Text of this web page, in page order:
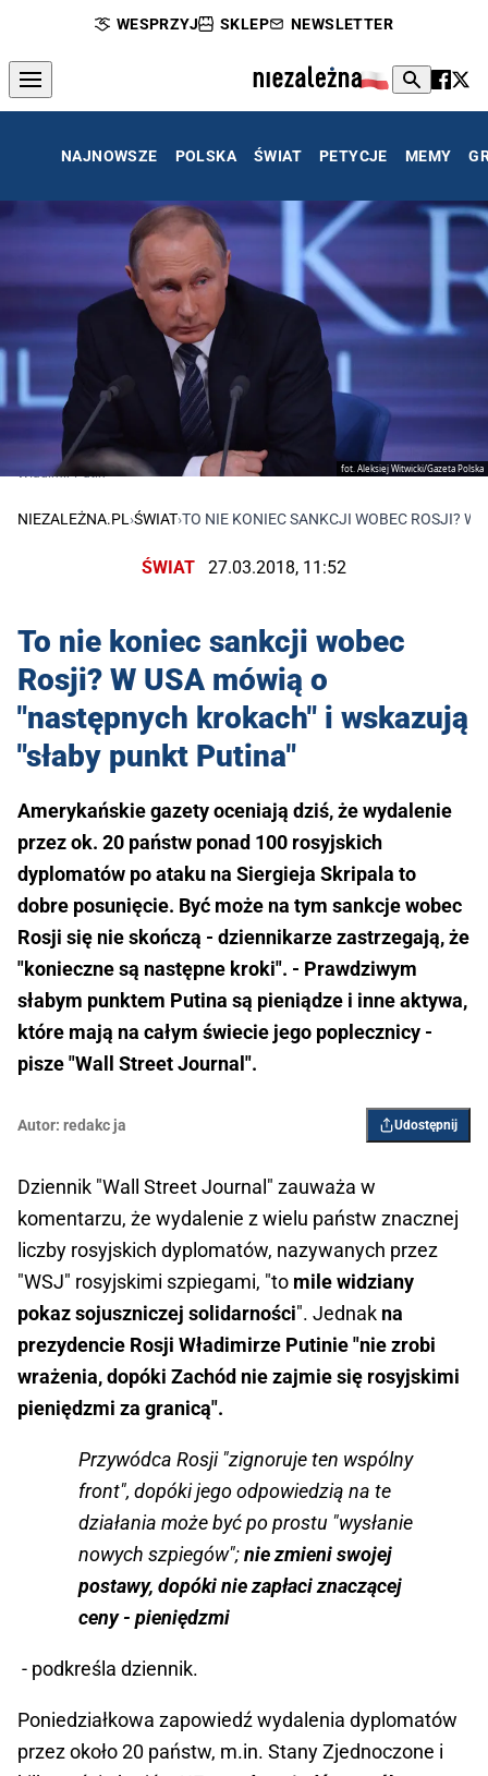
WESPRZYJ SKLEP NEWSLETTER
NAJNOWSZE POLSKA ŚWIAT PETYCJE MEMY
fot. Aleksiej Witwicki/Gazeta Polska
Władimir Putin
NIEZALEŻNA.PL›ŚWIAT›TO NIE KONIEC SANKCJI WOBEC ROSJI? W
ŚWIAT 27.03.2018, 11:52
To nie koniec sankcji wobec
Rosji? W USA mówią o
"następnych krokach" i wskazują
"słaby punkt Putina"
Amerykańskie gazety oceniają dziś, że wydalenie
przez ok. 20 państw ponad 100 rosyjskich
dyplomatów po ataku na Siergieja Skripala to
dobre posunięcie. Być może na tym sankcje wobec
Rosji się nie skończą - dziennikarze zastrzegają, że
"konieczne są następne kroki". - Prawdziwym
słabym punktem Putina są pieniądze i inne aktywa,
które mają na całym świecie jego poplecznicy -
pisze "Wall Street Journal".
Autor: redakc ja Udostępnij
Dziennik "Wall Street Journal" zauważa w
komentarzu, że wydalenie z wielu państw znacznej
liczby rosyjskich dyplomatów, nazywanych przez
"WSJ" rosyjskimi szpiegami, "to mile widziany
pokaz sojuszniczej solidarności". Jednak na
prezydencie Rosji Władimirze Putinie "nie zrobi
wrażenia, dopóki Zachód nie zajmie się rosyjskimi
pieniędzmi za granicą".
Przywódca Rosji "zignoruje ten wspólny
front", dopóki jego odpowiedzią na te
działania może być po prostu "wysłanie
nowych szpiegów";nie zmieni swojej
postawy, dopóki nie zapłaci znaczącej
ceny - pieniędzmi
- podkreśla dziennik.
Poniedziałkowa zapowiedź wydalenia dyplomatów
przez około 20 państw, m.in. Stany Zjednoczone i